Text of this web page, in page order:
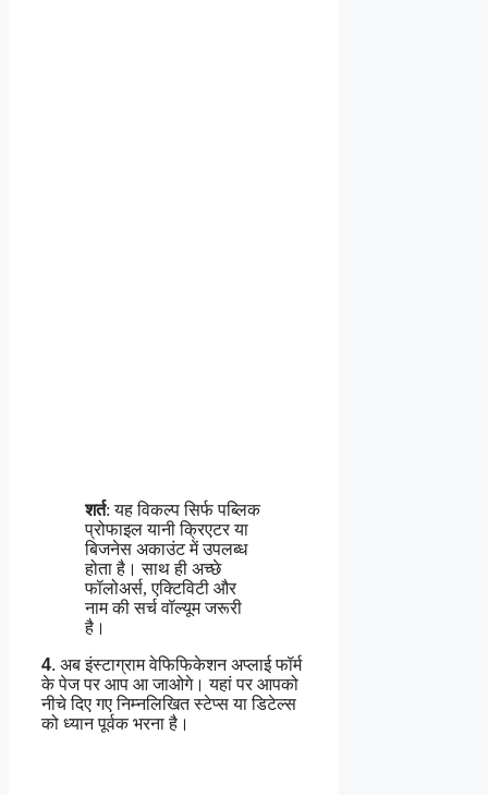
शर्त: यह विकल्प सिर्फ पब्लिक
प्रोफाइल यानी क्रिएटर या
बिजनेस अकाउंट में उपलब्ध
होता है। साथ ही अच्छे
फॉलोअर्स, एक्टिविटी और
नाम की सर्च वॉल्यूम जरूरी
है।
4. अब इंस्टाग्राम वेफिफिकेशन अप्लाई फॉर्म
के पेज पर आप आ जाओगे। यहां पर आपको
नीचे दिए गए निम्नलिखित स्टेप्स या डिटेल्स
को ध्यान पूर्वक भरना है।